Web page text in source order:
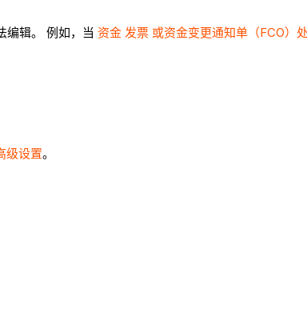
编辑。 例如，当 资金 发票 或资金变更通知单（FCO）
级设置。